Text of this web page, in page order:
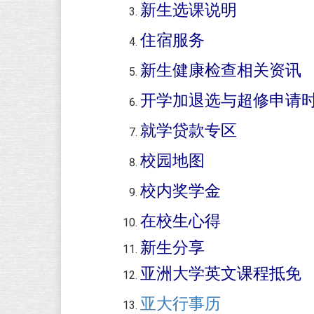
新生选课说明
住宿服务
新生健康检查相关资讯
开学加退选与超修申请
就学贷款专区
校园地图
校内奖学金
在校生心得
新生分享
亚洲大学英文课程抵免
亚大行事历